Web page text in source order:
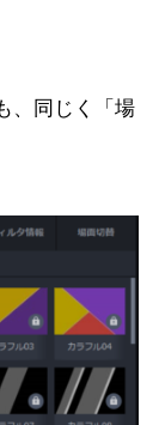
、同じく「場